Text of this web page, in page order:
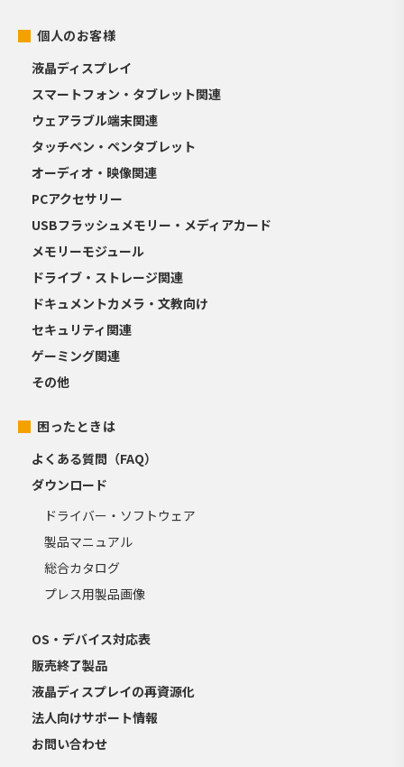
個人のお客様
液晶ディスプレイ
スマートフォン・タブレット関連
ウェアラブル端末関連
タッチペン・ペンタブレット
オーディオ・映像関連
PCアクセサリー
USBフラッシュメモリー・メディアカード
メモリーモジュール
ドライブ・ストレージ関連
ドキュメントカメラ・文教向け
セキュリティ関連
ゲーミング関連
その他
困ったときは
よくある質問（FAQ）
ダウンロード
ドライバー・ソフトウェア
製品マニュアル
総合カタログ
プレス用製品画像
OS・デバイス対応表
販売終了製品
液晶ディスプレイの再資源化
法人向けサポート情報
お問い合わせ